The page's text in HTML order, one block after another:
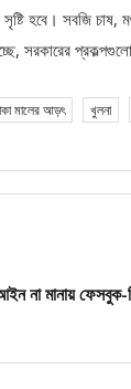
হবে। সবজি চাষ,
সরকারের
মালের আড়ৎ খুলনা
না মানায় ফেসবুক-